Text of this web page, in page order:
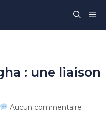
: une liaison
Aucun commentaire